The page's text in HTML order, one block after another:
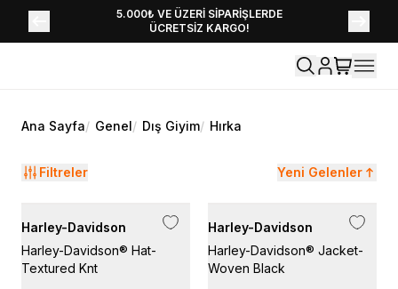
5.000₺ VE ÜZERİ SİPARİŞLERDE
ÜCRETSİZ KARGO!
YENİ SEZON KOLEKSİYONU EKLENDİ,
HEMEN KEŞFET!
Ana Sayfa/ Genel/ Dış Giyim/ Hırka
Filtreler Yeni Gelenler
Harley-Davidson
Harley-Davidson® Hat-
Textured Knt
Harley-Davidson
Harley-Davidson® Jacket-
Woven Black